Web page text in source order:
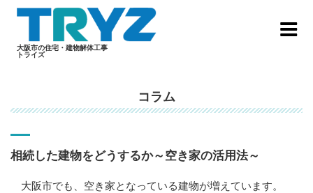
Skip
大阪市の住宅・建物解体工事
トライズ
コラム
相続した建物をどうするか～空き家の活用法～
大阪市でも、空き家となっている建物が増えています。